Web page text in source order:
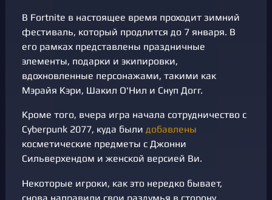
В Fortnite в настоящее время проходит зимний
фестиваль, который продлится до 7 января. В
его рамках представлены праздничные
элементы, подарки и экипировки,
вдохновленные персонажами, такими как
Мэрайя Кэри, Шакил О'Нил и Снуп Догг.
Кроме того, вчера игра начала сотрудничество с
Cyberpunk 2077, куда были добавлены
косметические предметы с Джонни
Сильверхендом и женской версией Ви.
Некоторые игроки, как это нередко бывает,
снова направили свои раздумья в сторону